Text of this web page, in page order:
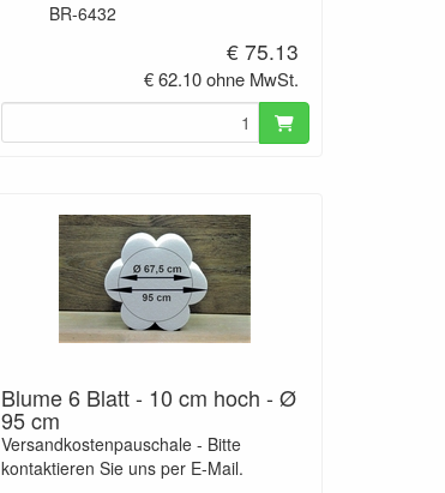
BR-6432
€ 75.13
€ 62.10 ohne MwSt.
Blume 6 Blatt - 10 cm hoch - Ø
95 cm
Versandkostenpauschale - Bitte
kontaktieren Sie uns per E-Mail.